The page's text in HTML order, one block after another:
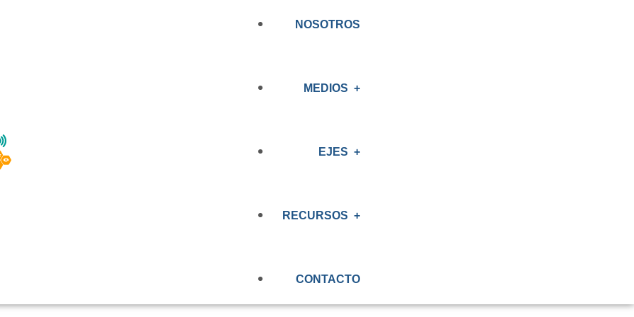
NOSOTROS
MEDIOS
PRENSA
EJES
OBSERVATORIO
RECURSOS
EVALUACIÓN RENAL
CONTACTO
NORMA DE
REGULAR LOS
CHILE